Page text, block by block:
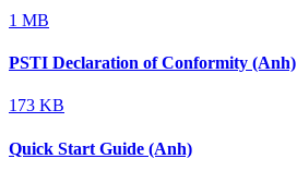
1 MB
PSTI Declaration of Conformity (Anh)
173 KB
Quick Start Guide (Anh)